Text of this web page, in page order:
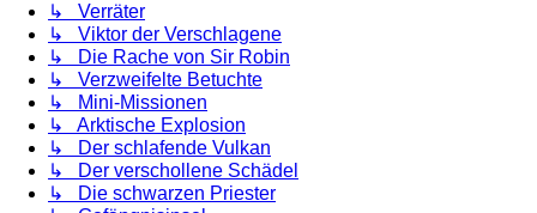
↳ Verräter
↳ Viktor der Verschlagene
↳ Die Rache von Sir Robin
↳ Verzweifelte Betuchte
↳ Mini-Missionen
↳ Arktische Explosion
↳ Der schlafende Vulkan
↳ Der verschollene Schädel
↳ Die schwarzen Priester